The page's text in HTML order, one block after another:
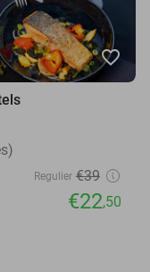
favorite_border
Regulier €39
€22,50